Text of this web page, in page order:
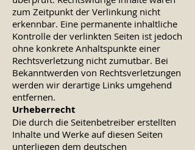
zum Zeitpunkt der Verlinkung nicht
erkennbar. Eine permanente inhaltliche
Kontrolle der verlinkten Seiten ist jedoch
ohne konkrete Anhaltspunkte einer
Rechtsverletzung nicht zumutbar. Bei
Bekanntwerden von Rechtsverletzungen
werden wir derartige Links umgehend
entfernen.
Urheberrecht
Die durch die Seitenbetreiber erstellten
Inhalte und Werke auf diesen Seiten
unterliegen dem deutschen